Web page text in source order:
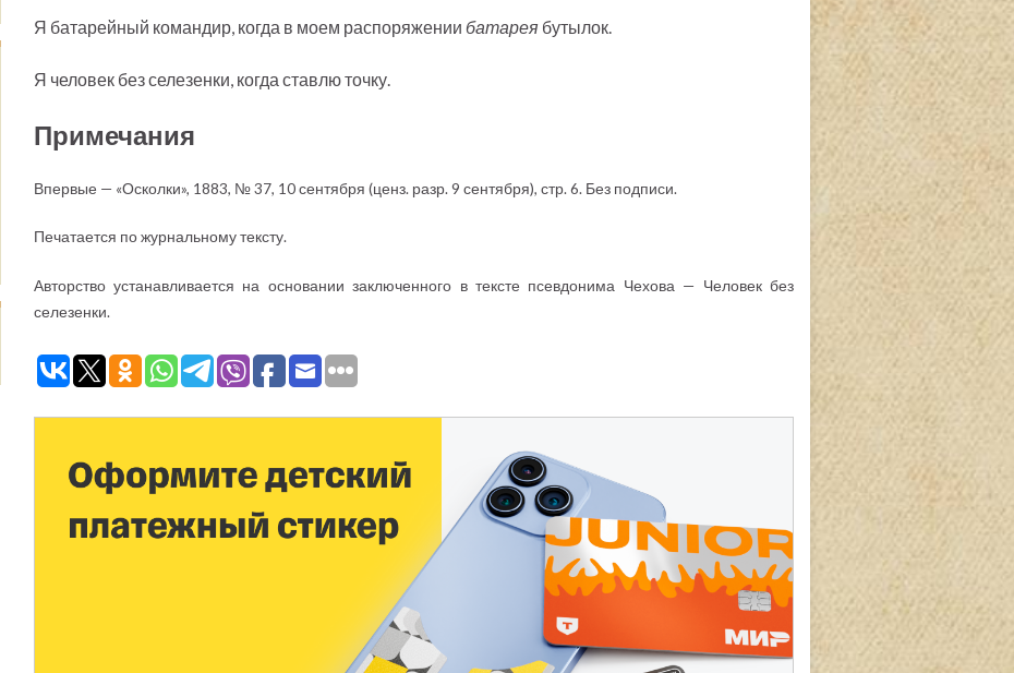
Я батарейный командир, когда в моем распоряжении батареябутылок.
Я человек без селезенки, когда ставлю точку.
Примечания
Впервые — «Осколки», 1883, № 37, 10 сентября (ценз. разр. 9 сентября), стр. 6. Без подписи.
Печатается по журнальному тексту.
Авторство устанавливается на основании заключенного в тексте псевдонима Чехова — Человек без
селезенки.